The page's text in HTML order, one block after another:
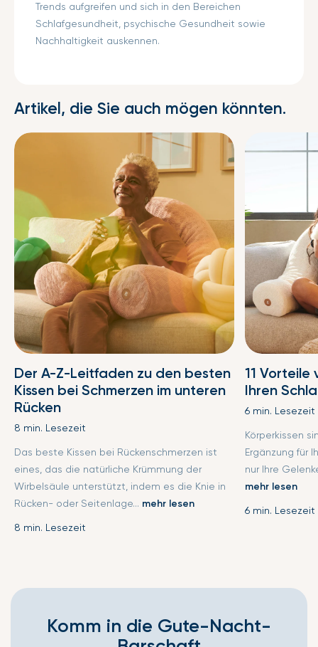
Trends aufgreifen und sich in den Bereichen
Schlafgesundheit, psychische Gesundheit sowie
Nachhaltigkeit auskennen.
Artikel, die Sie auch mögen könnten.
Der A-Z-Leitfaden zu den besten
Kissen bei Schmerzen im unteren
Rücken
8 min. Lesezeit
Das beste Kissen bei Rückenschmerzen ist
eines, das die natürliche Krümmung der
Wirbelsäule unterstützt, indem es die Knie in
Rücken- oder Seitenlage... mehr lesen
8 min. Lesezeit
11 Vorteile
Ihren
6 min. Lesezeit
Körperkissen
Ergänzung für
nur Ihre
mehr lesen
6 min. Lesezeit
Komm in die Gute-Nacht-